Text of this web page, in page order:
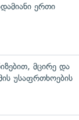
ერთი
მცირე და
უსაფრთხოების